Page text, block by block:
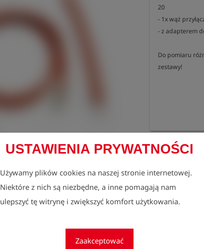
USTAWIENIA PRYWATNOŚCI
Używamy plików cookies na naszej stronie internetowej.
Niektóre z nich są niezbędne, a inne pomagają nam
ulepszyć tę witrynę i zwiększyć komfort użytkowania.
Zaakceptować
20
- 1x wąż
- z adapterem
Do pomiaru
zestawy!
lock
Ilość
1